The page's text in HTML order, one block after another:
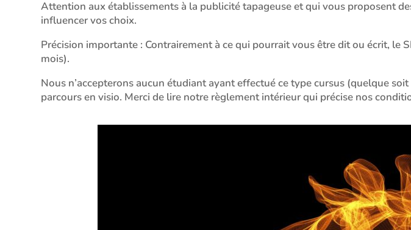
Attention aux établissements à la publicité tapageuse et qui vous proposent
influencer vos choix.
Précision importante : Contrairement à ce qui pourrait vous être dit ou écrit, le
mois).
Nous n’accepterons aucun étudiant ayant effectué ce type cursus (quelque
parcours en visio. Merci de lire notre règlement intérieur qui précise nos